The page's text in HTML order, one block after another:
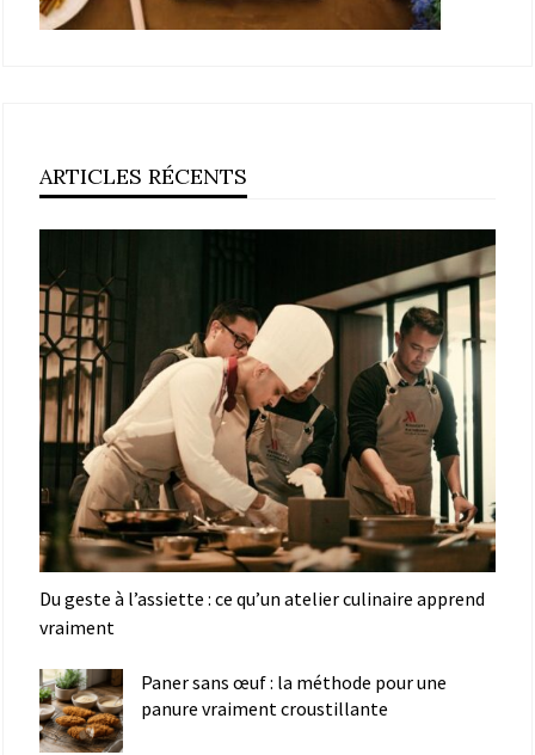
ARTICLES RÉCENTS
Du geste à l’assiette : ce qu’un atelier culinaire apprend
vraiment
Paner sans œuf : la méthode pour une
panure vraiment croustillante